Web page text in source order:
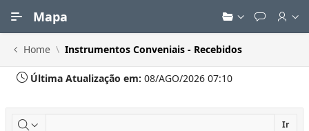
Mapa
Home Instrumentos Conveniais - Recebidos
Última Atualização em: 08/AGO/2026 07:10
Ir